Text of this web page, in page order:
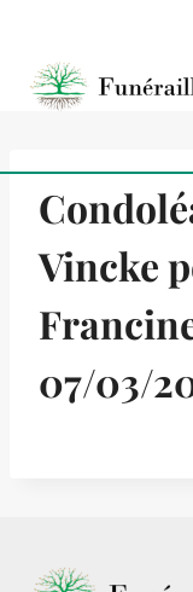
Vincke
07/03/